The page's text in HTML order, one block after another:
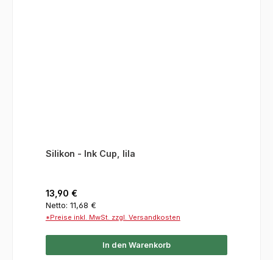
Silikon - Ink Cup, lila
Regulärer Preis:
13,90 €
Netto: 11,68 €
*Preise inkl. MwSt. zzgl. Versandkosten
In den Warenkorb